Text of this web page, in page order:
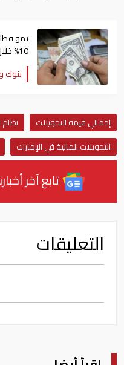
نمو
10% خلال أغسطس
بنوك
إجمالي قيمة التحويلات
نظام
التحويلات المالية في الإمارات
تابع آخر
التعليقات